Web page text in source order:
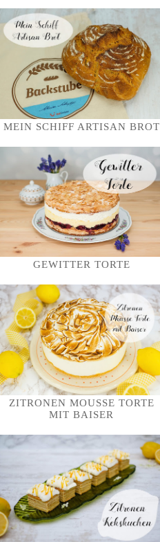
MEIN SCHIFF ARTISAN BROT
GEWITTER TORTE
ZITRONEN MOUSSE TORTE
MIT BAISER